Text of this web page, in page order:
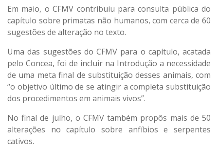
Em maio, o CFMV contribuiu para consulta pública do
capítulo sobre primatas não humanos, com cerca de 60
sugestões de alteração no texto.
Uma das sugestões do CFMV para o capítulo, acatada
pelo Concea, foi de incluir na Introdução a necessidade
de uma meta final de substituição desses animais, com
“o objetivo último de se atingir a completa substituição
dos procedimentos em animais vivos”.
No final de julho, o CFMV também propôs mais de 50
alterações no capítulo sobre anfíbios e serpentes
cativos.